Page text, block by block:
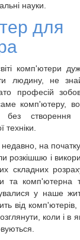
науки.
для
комп'ютери
людину, не
професій
комп'ютеру,
створення
на початку
розкішшю і
складних
та комп'ютерна
у наше
від
коли і в